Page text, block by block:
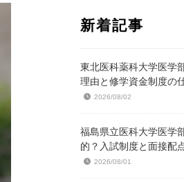
新着記事
東北医科薬科大学医学
理由と修学資金制度の
2026/08/02
福島県立医科大学医学
的？入試制度と面接配
2026/08/01